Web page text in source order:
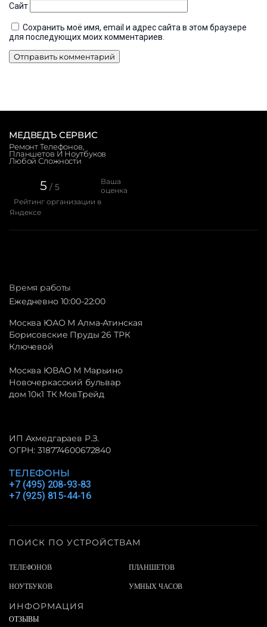
Сайт
Сохранить моё имя, email и адрес сайта в этом браузере
для последующих моих комментариев.
МЕДВЕДЪ СЕРВИС
Ремонт Телефонов,
Планшетов И Ноутбуков
Любой Сложности
5 / 5
Ваша
оценка
Рейтинг организации в
Яндексе
Время работы
Ежедневно 10:00-22:00
Москва ЮАО М Алма-Атинская
Борисовские Пруды 26 ТРК
Ключевой
Москва ЮВАО М Марьино
Новочеркасский бульвар
дом 10к1 ТК МовТрейд
ИП Ахмедгараев Р.З.
ОГРН: 318774600672840
ТЕЛЕФОНЫ
+7 (495) 208-93-83
+7 (925) 815-44-16
ПОИСК ПО УСТРОЙСТВАМ
ТЕЛЕФОНОВ ПЛАНШЕТОВ
НОУТБУКОВ УМНЫХ ЧАСОВ
ИНФОРМАЦИЯ
ОТЗЫВЫ